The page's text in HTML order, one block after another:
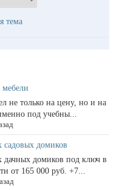
тема
не только на цену, но и на
под учебны...
садовых домиков
дачных домиков под ключ в
от 165 000 руб. +7...